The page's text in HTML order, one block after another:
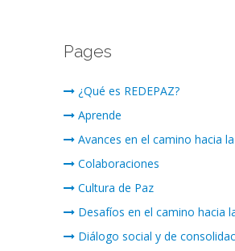
Pages
¿Qué es REDEPAZ?
Aprende
Avances en el camino hacia
Colaboraciones
Cultura de Paz
Desafíos en el camino hacia
Diálogo social y de